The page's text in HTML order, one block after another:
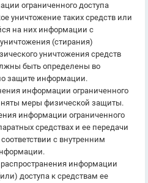
ограниченного доступа
уничтожение таких средств или
на них информации с
(стирания)
уничтожения средств
быть определены во
защите информации.
информации ограниченного
меры физической защиты.
информации ограниченного
средствах и ее передачи
с внутренним
информации
доступа к средствам ее